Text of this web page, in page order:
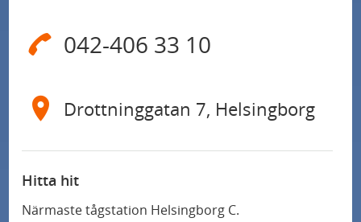
042-406 33 10
Drottninggatan 7, Helsingborg
Hitta hit
Närmaste tågstation Helsingborg C.